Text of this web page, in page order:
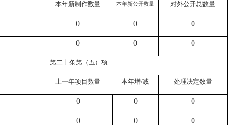
本年新制作数量 本年新公开数量 对外公开总数量
0 0 0
0 0 0
第二十条第（五）项
上一年项目数量 本年增/减 处理决定数量
0 0 0
0 0 0